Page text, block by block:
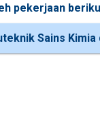
pekerjaan
Sains Kimia